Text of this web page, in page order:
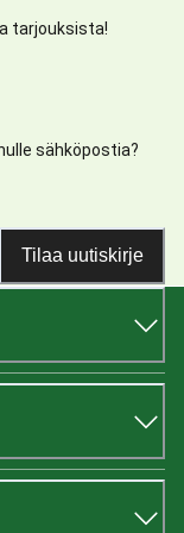
tarjouksista!
sähköpostia?
Tilaa uutiskirje